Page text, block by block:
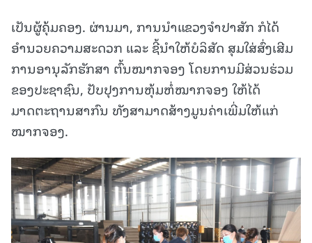
ເປັນຜູ້ຄຸ້ມຄອງ. ຜ່ານມາ, ການນໍາແຂວງຈໍາປາສັກ ກໍໄດ້
ອໍານວຍຄວາມສະດວກ ແລະ ຊີ້ນໍາໃຫ້ບໍລິສັດ ສຸມໃສ່ສົ່ງເສີມ
ການອານຸລັກຮັກສາ ຕົ້ນໝາກຈອງ ໂດຍການມີສ່ວນຮ່ວມ
ຂອງປະຊາຊົນ, ປັບປຸງການຫຸ້ມຫໍ່ໝາກຈອງ ໃຫ້ໄດ້
ມາດຕະຖານສາກົນ ທັງສາມາດສ້າງມູນຄ່າເພີ່ມໃຫ້ແກ່
ໝາກຈອງ.